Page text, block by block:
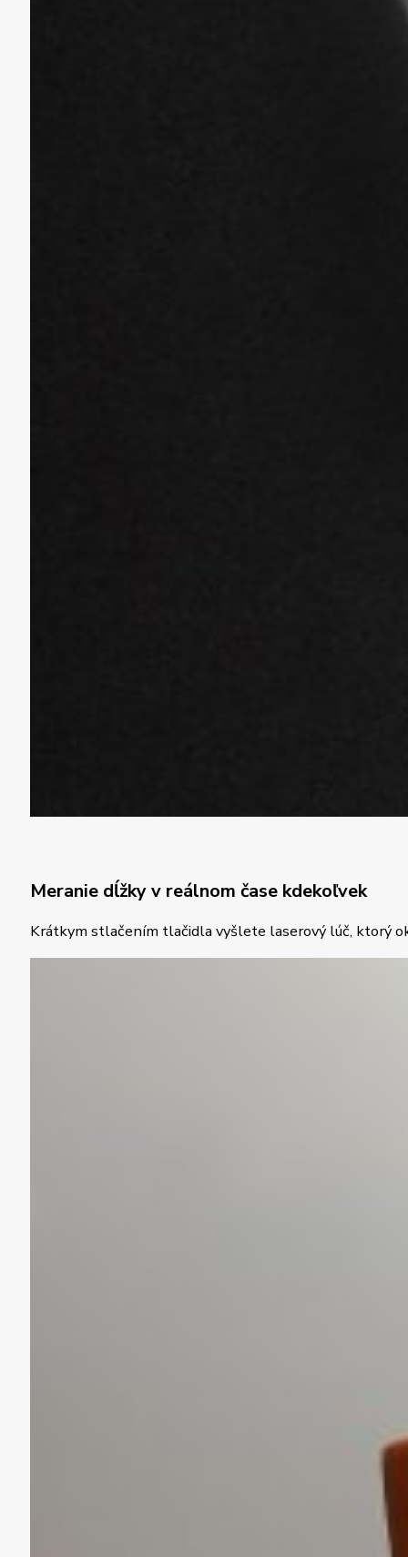
Meranie dĺžky v reálnom čase kdekoľvek
Krátkym stlačením tlačidla vyšlete laserový lúč, ktorý